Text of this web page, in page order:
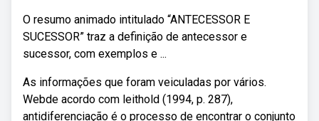
O resumo animado intitulado “ANTECESSOR E
SUCESSOR” traz a definição de antecessor e
sucessor, com exemplos e ...
As informações que foram veiculadas por vários.
Webde acordo com leithold (1994, p. 287),
antidiferenciação é o processo de encontrar o conjunto